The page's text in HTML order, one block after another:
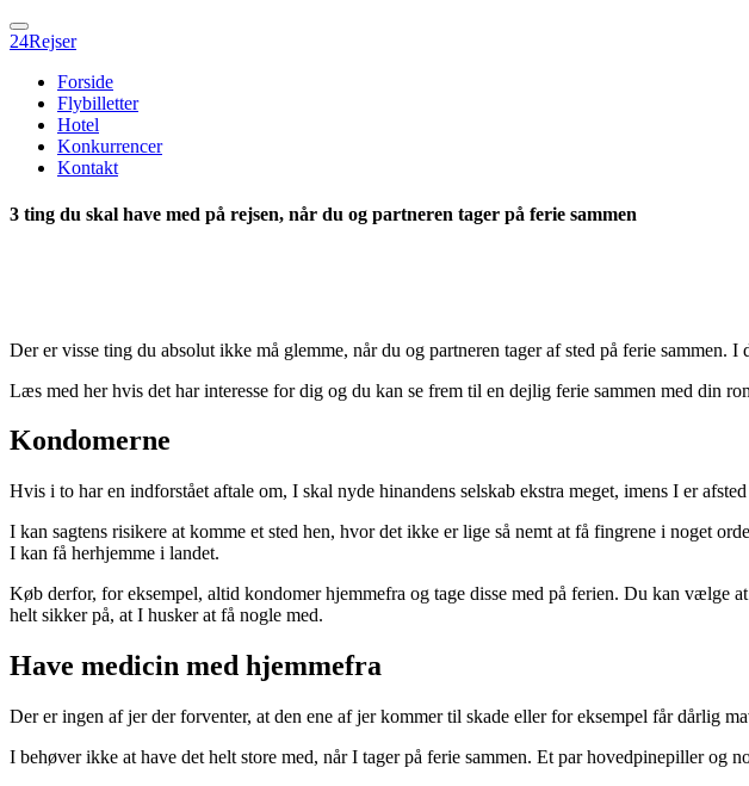
24Rejser
Forside
Flybilletter
Hotel
Konkurrencer
Kontakt
3 ting du skal have med på rejsen, når du og partneren tager på ferie sammen
Der er visse ting du absolut ikke må glemme, når du og partneren tager af sted på ferie
Læs med her hvis det har interesse for dig og du kan se frem til en dejlig ferie sammen med din
Kondomerne
Hvis i to har en indforstået aftale om, I skal nyde hinandens selskab ekstra meget, imens I er
I kan sagtens risikere at komme et sted hen, hvor det ikke er lige så nemt at få fingrene i noget
I kan få herhjemme i landet.
Køb derfor, for eksempel, altid kondomer hjemmefra og tage disse med på ferien. Du kan vælge at
helt sikker på, at I husker at få nogle med.
Have medicin med hjemmefra
Der er ingen af jer der forventer, at den ene af jer kommer til skade eller for eksempel får dårlig
I behøver ikke at have det helt store med, når I tager på ferie sammen. Et par hovedpinepiller